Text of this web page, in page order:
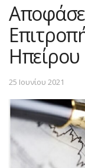
Ηπείρου
25 Ιουνίου 2021